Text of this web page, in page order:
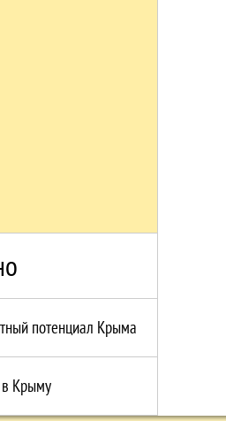
потенциал Крыма
в Крыму